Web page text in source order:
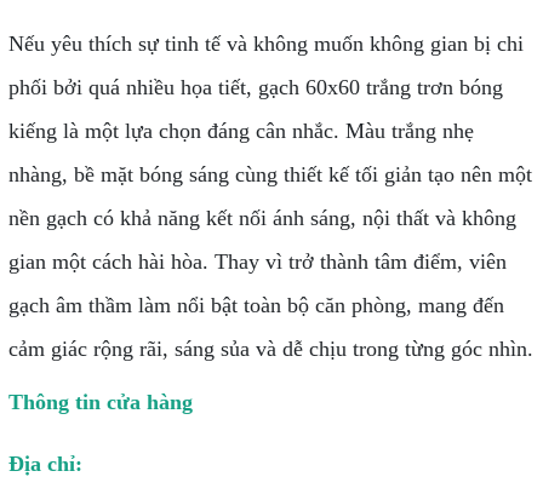
Nếu yêu thích sự tinh tế và không muốn không gian bị chi
phối bởi quá nhiều họa tiết, gạch 60x60 trắng trơn bóng
kiếng là một lựa chọn đáng cân nhắc. Màu trắng nhẹ
nhàng, bề mặt bóng sáng cùng thiết kế tối giản tạo nên một
nền gạch có khả năng kết nối ánh sáng, nội thất và không
gian một cách hài hòa. Thay vì trở thành tâm điểm, viên
gạch âm thầm làm nổi bật toàn bộ căn phòng, mang đến
cảm giác rộng rãi, sáng sủa và dễ chịu trong từng góc nhìn.
Thông tin cửa hàng
Địa chỉ: